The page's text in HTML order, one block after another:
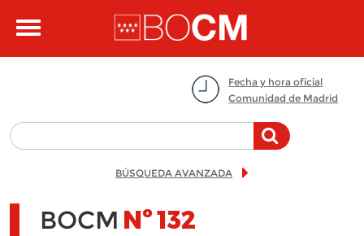
Toggle
Fecha y hora oficial
Comunidad de Madrid
BÚSQUEDA AVANZADA
BOCM Nº132